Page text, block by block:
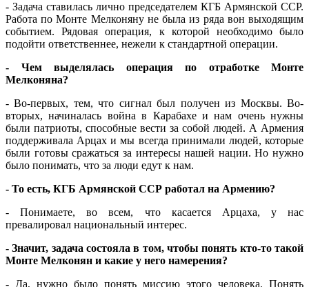
- Задача ставилась лично председателем КГБ Армянской ССР.
Работа по Монте Мелконяну не была из ряда вон выходящим
событием. Рядовая операция, к которой необходимо было
подойти ответственнее, нежели к стандартной операции.
- Чем выделялась операция по отработке Монте
Мелконяна?
- Во-первых, тем, что сигнал был получен из Москвы. Во-
вторых, начиналась война в Карабахе и нам очень нужны
были патриоты, способные вести за собой людей. А Армения
поддерживала Арцах и мы всегда принимали людей, которые
были готовы сражаться за интересы нашей нации. Но нужно
было понимать, что за люди едут к нам.
- То есть, КГБ Армянской ССР работал на Армению?
- Понимаете, во всем, что касается Арцаха, у нас
превалировал национальный интерес.
- Значит, задача состояла в том, чтобы понять кто-то такой
Монте Мелконян и какие у него намерения?
- Да, нужно было понять миссию этого человека. Понять